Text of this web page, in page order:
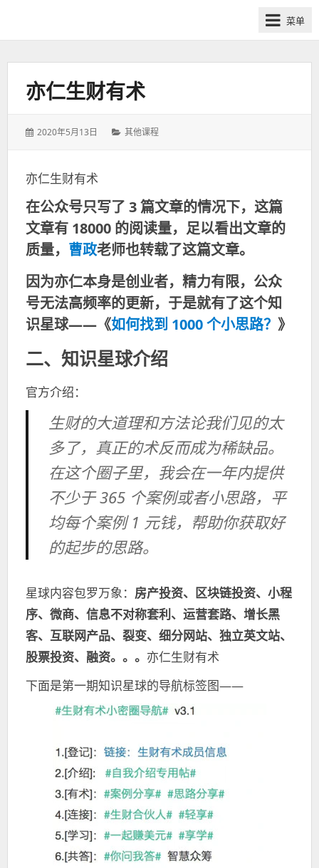
筹
菜单
亦仁生财有术
发
2020年5月13日
分
其他课程
亦仁生财有术
在公众号只写了 3 篇文章的情况下，这篇
文章有 18000 的阅读量，足以看出文章的
质量， 曹政老师也转载了这篇文章。
因为亦仁本身是创业者，精力有限，公众
号无法高频率的更新，于是就有了这个知
识星球——《如何找到 1000 个小思路？ 》
二、知识星球介绍
官方介绍：
生财的大道理和方法论我们见的太
多了，真正的术反而成为稀缺品。
在这个圈子里，我会在一年内提供
不少于 365 个案例或者小思路，平
均每个案例 1 元钱，帮助你获取好
的起步的思路。
星球内容包罗万象： 房产投资、区块链投资、小程
序、微商、信息不对称套利、运营套路、增长黑
客、互联网产品、裂变、细分网站、独立英文站、
股票投资、融资。。。 亦仁生财有术
下面是第一期知识星球的导航标签图——